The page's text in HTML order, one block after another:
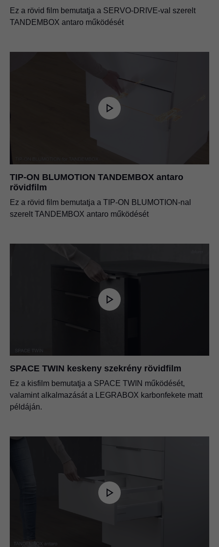
Ez a rövid film bemutatja a SERVO-DRIVE-val szerelt
TANDEMBOX antaro működését
TIP-ON BLUMOTION TANDEMBOX antaro
rövidfilm
Ez a rövid film bemutatja a TIP-ON BLUMOTION-nal
szerelt TANDEMBOX antaro működését
SPACE TWIN keskeny szekrény rövidfilm
Ez a kisfilm bemutatja a SPACE TWIN működését,
valamint alkalmazását a LEGRABOX karbonfekete matt
példáján.